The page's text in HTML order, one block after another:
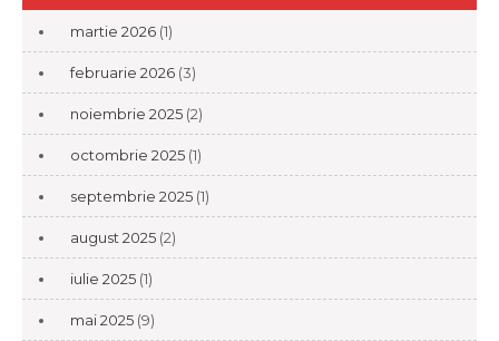
martie 2026 (1)
februarie 2026 (3)
noiembrie 2025 (2)
octombrie 2025 (1)
septembrie 2025 (1)
august 2025 (2)
iulie 2025 (1)
mai 2025 (9)